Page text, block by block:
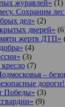
журавлей» (1)
Сохраним лес
дел» (2)
дверей»
жертв ДТП»
(4)
(3)
кресло (7)
–
Победы» (3)
(9)